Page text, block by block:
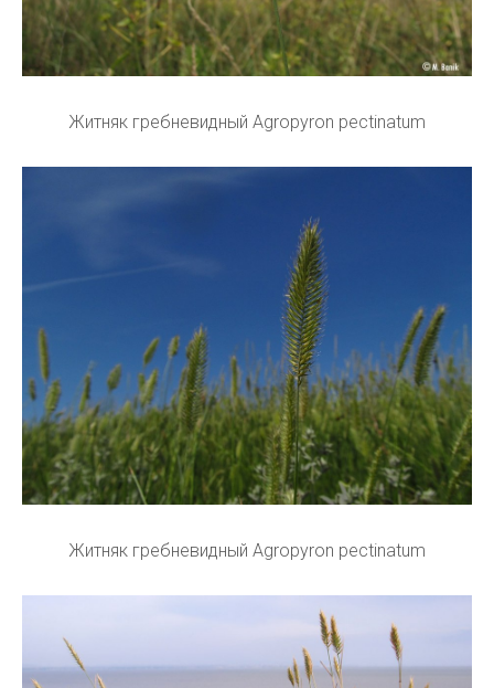
Житняк гребневидный Agropyron pectinatum
Житняк гребневидный Agropyron pectinatum